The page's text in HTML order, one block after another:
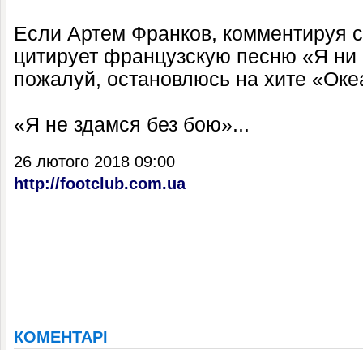
Если Артем Франков, комментируя
цитирует французскую песню «Я
пожалуй, остановлюсь на хите
«Я не здамся без бою»...
26 лютого 2018 09:00
http://footclub.com.ua
КОМЕНТАРІ